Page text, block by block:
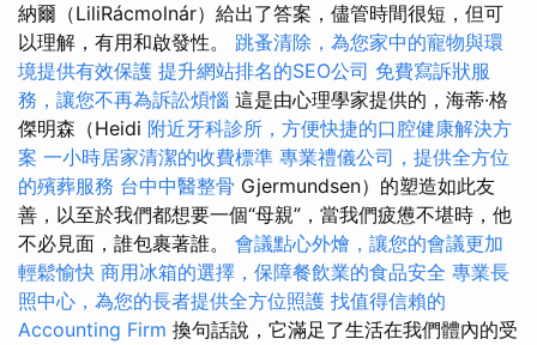
納爾（LiliRácmolnár）給出了答案，儘管時間很短，但可
以理解，有用和啟發性。 跳蚤清除，為您家中的寵物與環
境提供有效保護 提升網站排名的SEO公司 免費寫訴狀服
務，讓您不再為訴訟煩惱 這是由心理學家提供的，海蒂·格
傑明森（Heidi 附近牙科診所，方便快捷的口腔健康解決方
案 一小時居家清潔的收費標準 專業禮儀公司，提供全方位
的殯葬服務 台中中醫整骨 Gjermundsen）的塑造如此友
善，以至於我們都想要一個“母親”，當我們疲憊不堪時，他
不必見面，誰包裹著誰。 會議點心外燴，讓您的會議更加
輕鬆愉快 商用冰箱的選擇，保障餐飲業的食品安全 專業長
照中心，為您的長者提供全方位照護 找值得信賴的
Accounting Firm 換句話說，它滿足了生活在我們體內的受